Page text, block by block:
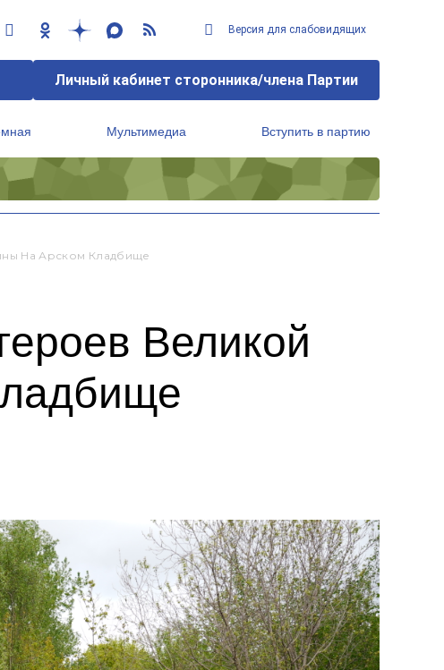
Версия для слабовидящих
Личный кабинет сторонника/члена Партии
Мультимедиа Вступить в партию
На Арском Кладбище
Великой